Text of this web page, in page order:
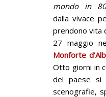
mondo in
dalla vivace
prendono vita
27 maggio
Monforte
Otto giorni in
del paese si
scenografie,